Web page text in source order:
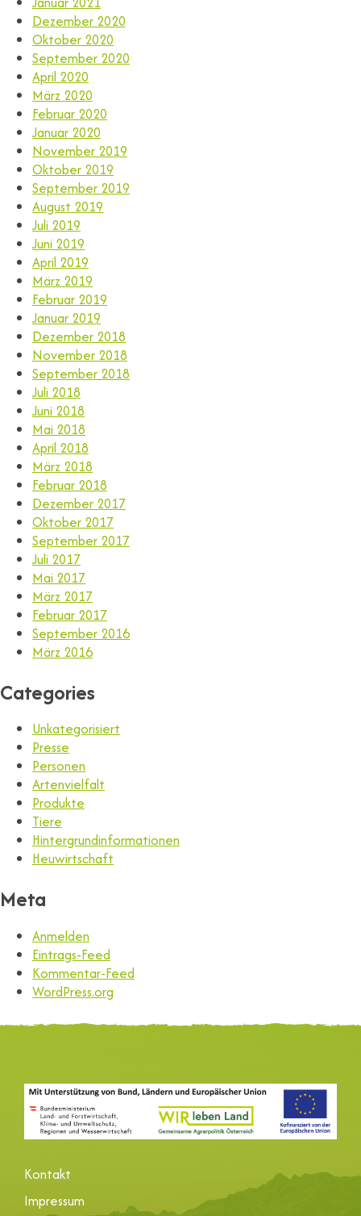
Dezember 2020
Oktober 2020
September 2020
April 2020
März 2020
Februar 2020
Januar 2020
November 2019
Oktober 2019
September 2019
August 2019
Juli 2019
Juni 2019
April 2019
März 2019
Februar 2019
Januar 2019
Dezember 2018
November 2018
September 2018
Juli 2018
Juni 2018
Mai 2018
April 2018
März 2018
Februar 2018
Dezember 2017
Oktober 2017
September 2017
Juli 2017
Mai 2017
März 2017
Februar 2017
September 2016
März 2016
Categories
Unkategorisiert
Presse
Personen
Artenvielfalt
Produkte
Tiere
Hintergrundinformationen
Heuwirtschaft
Meta
Anmelden
Eintrags-Feed
Kommentar-Feed
WordPress.org
Kontakt
Impressum